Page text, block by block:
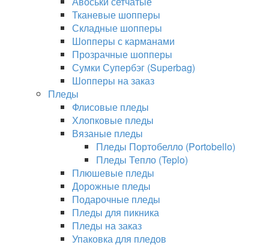
Тканевые шопперы
Складные шопперы
Шопперы с карманами
Прозрачные шопперы
Сумки Супербэг (Superbag)
Шопперы на заказ
Пледы
Флисовые пледы
Хлопковые пледы
Вязаные пледы
Пледы Портобелло (Portobello)
Пледы Тепло (Teplo)
Плюшевые пледы
Дорожные пледы
Подарочные пледы
Пледы для пикника
Пледы на заказ
Упаковка для пледов